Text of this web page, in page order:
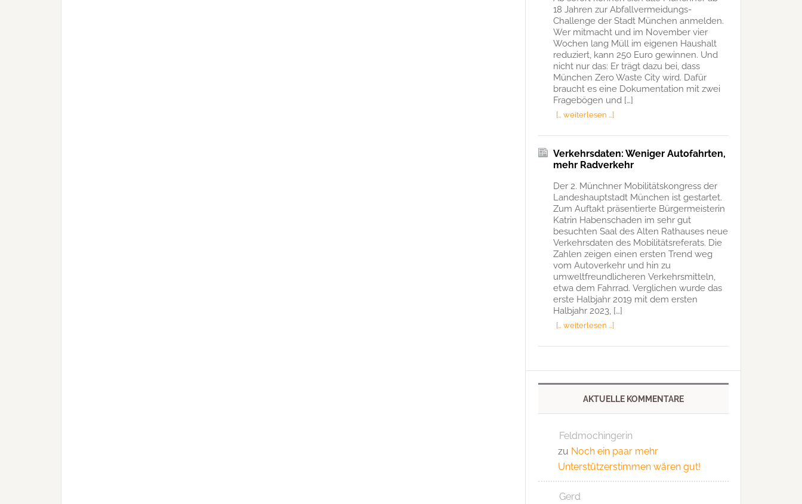
18 Jahren zur Abfallvermeidungs-
Challenge der Stadt München anmelden.
Wer mitmacht und im November vier
Wochen lang Müll im eigenen Haushalt
reduziert, kann 250 Euro gewinnen. Und
nicht nur das: Er trägt dazu bei, dass
München Zero Waste City wird. Dafür
braucht es eine Dokumentation mit zwei
Fragebögen und […]
[… weiterlesen …]
Verkehrsdaten: Weniger Autofahrten,
mehr Radverkehr
Der 2. Münchner Mobilitätskongress der
Landeshauptstadt München ist gestartet.
Zum Auftakt präsentierte Bürgermeisterin
Katrin Habenschaden im sehr gut
besuchten Saal des Alten Rathauses neue
Verkehrsdaten des Mobilitätsreferats. Die
Zahlen zeigen einen ersten Trend weg
vom Autoverkehr und hin zu
umweltfreundlicheren Verkehrsmitteln,
etwa dem Fahrrad. Verglichen wurde das
erste Halbjahr 2019 mit dem ersten
Halbjahr 2023, […]
[… weiterlesen …]
AKTUELLE KOMMENTARE
Feldmochingerin
zu Noch ein paar mehr
Unterstützerstimmen wären gut!
Gerd